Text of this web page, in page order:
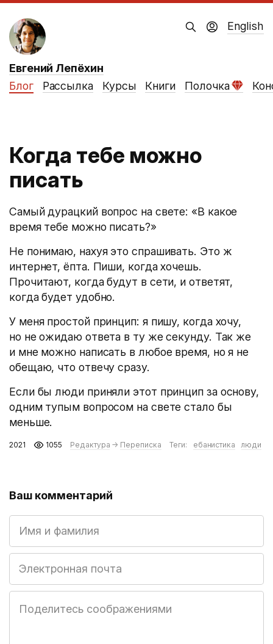
Евгений Лепёхин
Блог
Рассылка Курсы Книги Полочка
English
Когда тебе можно
писать
Самый дурацкий вопрос на свете: «В какое
время тебе можно писать?»
Не понимаю, нахуя это спрашивать. Это ж
интернет, ёпта. Пиши, когда хочешь.
Прочитают, когда будут в сети, и ответят,
когда будет удобно.
У меня простой принцип: я пишу, когда хочу,
но не ожидаю ответа в ту же секунду. Так же
и мне можно написать в любое время, но я не
обещаю, что отвечу сразу.
Если бы люди приняли этот принцип за основу,
одним тупым вопросом на свете стало бы
меньше.
2021 1055 Редактура → Переписка Теги: ебанистика люди
Ваш комментарий